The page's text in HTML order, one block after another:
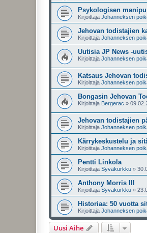
Psykologisen
Kirjoittaja Johanneksen
Jehovan todistajien
Kirjoittaja Johanneksen
Uutisia JP News -
Kirjoittaja Johanneksen
Katsaus Jehovan
Kirjoittaja Johanneksen
Bongasin Jehovan
Kirjoittaja Bergerac »
Jehovan todistajien
Kirjoittaja Johanneksen
Kärrykeskustelu ja
Kirjoittaja Johanneksen
Pentti Linkola
Kirjoittaja Syväkurkku »
Anthony Morris III
Kirjoittaja Syväkurkku »
Historiaa: 50 vuotta
Kirjoittaja Johanneksen
Uusi Aihe